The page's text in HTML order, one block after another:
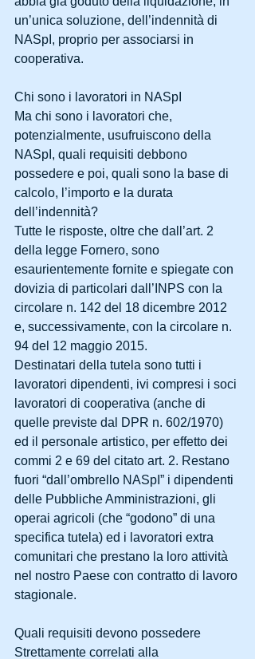
un’unica soluzione, dell’indennità di
NASpI, proprio per associarsi in
cooperativa.
Chi sono i lavoratori in NASpI
Ma chi sono i lavoratori che,
potenzialmente, usufruiscono della
NASpI, quali requisiti debbono
possedere e poi, quali sono la base di
calcolo, l’importo e la durata
dell’indennità?
Tutte le risposte, oltre che dall’art. 2
della legge Fornero, sono
esaurientemente fornite e spiegate con
dovizia di particolari dall’INPS con la
circolare n. 142 del 18 dicembre 2012
e, successivamente, con la circolare n.
94 del 12 maggio 2015.
Destinatari della tutela sono tutti i
lavoratori dipendenti, ivi compresi i soci
lavoratori di cooperativa (anche di
quelle previste dal DPR n. 602/1970)
ed il personale artistico, per effetto dei
commi 2 e 69 del citato art. 2. Restano
fuori “dall’ombrello NASpI” i dipendenti
delle Pubbliche Amministrazioni, gli
operai agricoli (che “godono” di una
specifica tutela) ed i lavoratori extra
comunitari che prestano la loro attività
nel nostro Paese con contratto di lavoro
stagionale.
Quali requisiti devono possedere
Strettamente correlati alla